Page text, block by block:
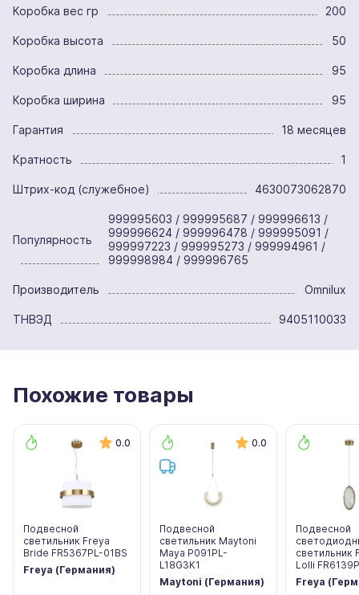
Коробка вес гр 200
Коробка высота 50
Коробка длина 95
Коробка ширина 95
Гарантия 18 месяцев
Кратность 1
Штрих-код (служебное) 4630073062870
Популярность
999995603 / 999995687 / 999996613 /
999996624 / 999996478 / 999995091 /
999997223 / 999995273 / 999994961 /
999998984 / 999996765
Производитель Omnilux
ТНВЭД 9405110033
Похожие товары
0.0
Подвесной
светильник Freya
Bride FR5367PL-01BS
Freya (Германия)
0.0
Подвесной
светильник Maytoni
Maya P091PL-
L18G3K1
Maytoni (Германия)
Подвесной
светильник
Lolli
Freya